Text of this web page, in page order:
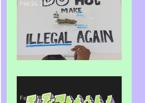
Feb 24, 2023
Feb 7, 2023